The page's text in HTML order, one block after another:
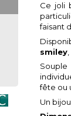
Ce joli
faisant
smiley,
fête ou
Un